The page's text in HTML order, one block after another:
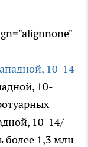
10-
10-14/
более 1,3 млн